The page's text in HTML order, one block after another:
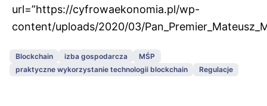
url=”https://cyfrowaekonomia.pl/wp-
content/uploads/2020/03/
Blockchain izba gospodarcza
MŚP
praktyczne wykorzystanie technologii blockchain
Regulacje